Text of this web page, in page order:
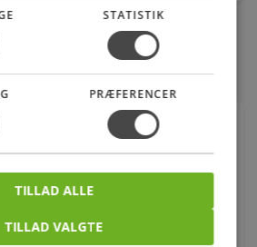
CRZ Hvid ventilator med
– 214 × 214 mm, Ø147 mm
er en støjsvag og effektiv
serien, velegnet til
og lignende rum, hvor
STATISTIK
PRÆFERENCER
TILLAD VALGTE
TILLAD ALLE